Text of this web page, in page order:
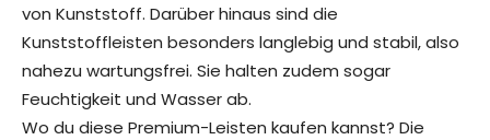
von Kunststoff. Darüber hinaus sind die
Kunststoffleisten besonders langlebig und stabil, also
nahezu wartungsfrei. Sie halten zudem sogar
Feuchtigkeit und Wasser ab.
Wo du diese Premium-Leisten kaufen kannst? Die